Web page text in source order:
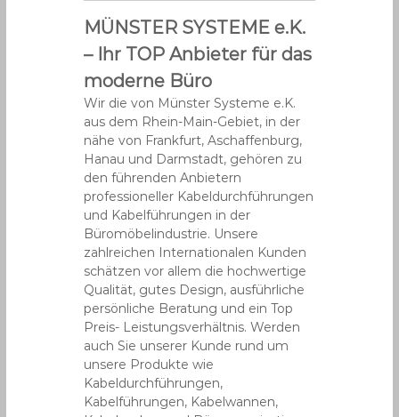
MÜNSTER SYSTEME e.K.
– Ihr TOP Anbieter für das
moderne Büro
Wir die von Münster Systeme e.K.
aus dem Rhein-Main-Gebiet, in der
nähe von Frankfurt, Aschaffenburg,
Hanau und Darmstadt, gehören zu
den führenden Anbietern
professioneller Kabeldurchführungen
und Kabelführungen in der
Büromöbelindustrie. Unsere
zahlreichen Internationalen Kunden
schätzen vor allem die hochwertige
Qualität, gutes Design, ausführliche
persönliche Beratung und ein Top
Preis- Leistungsverhältnis. Werden
auch Sie unserer Kunde rund um
unsere Produkte wie
Kabeldurchführungen,
Kabelführungen, Kabelwannen,